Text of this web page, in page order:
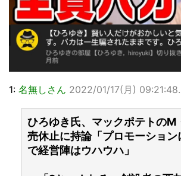
1: 名無しさん 2022/01/17(月)
ひろゆき氏、マックポテトのM
売休止に持論「プロモーション
で経営陣はウハウハ」